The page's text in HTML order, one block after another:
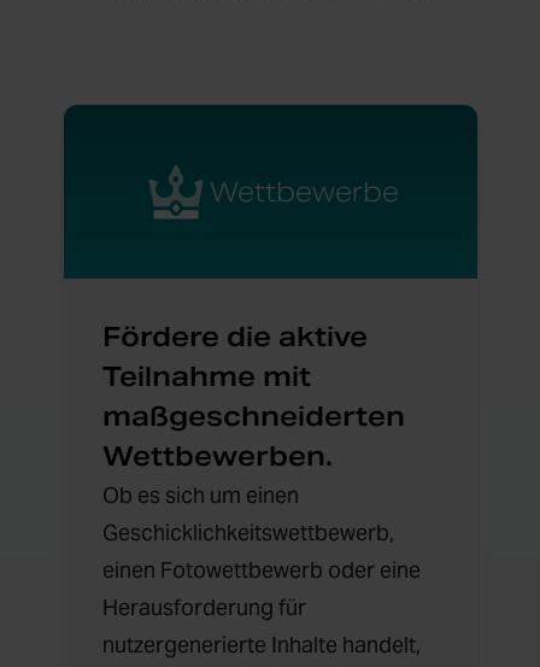
Wettbewerbe
Fördere die aktive
Teilnahme mit
maßgeschneiderten
Wettbewerben.
Ob es sich um einen
Geschicklichkeitswettbewerb,
einen Fotowettbewerb oder eine
Herausforderung für
nutzergenerierte Inhalte handelt,